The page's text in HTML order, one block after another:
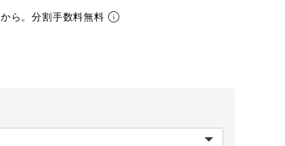
から。分割手数料無料